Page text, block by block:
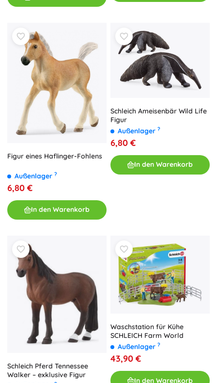
Figur eines Haflinger-Fohlens
Außenlager ?
6,80 €
In den Warenkorb
Schleich Ameisenbär Wild Life
Figur
Außenlager ?
6,80 €
In den Warenkorb
Schleich Pferd Tennessee
Walker – exklusive Figur
Waschstation für Kühe
SCHLEICH Farm World
Außenlager ?
43,90 €
In den Warenkorb